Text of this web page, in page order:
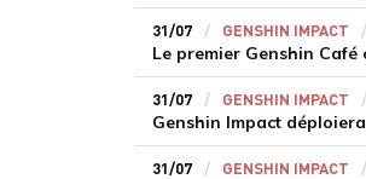
31/07 GENSHIN IMPACT
31/07 GENSHIN IMPACT
31/07 GENSHIN IMPACT